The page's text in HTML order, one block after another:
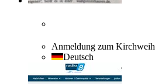
Anmeldung zum
Deutsch